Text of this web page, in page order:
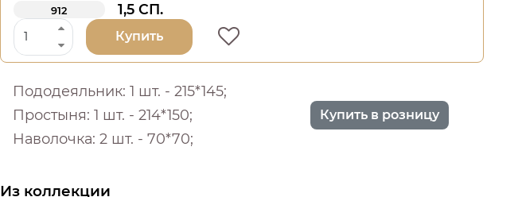
912 1,5 СП.
Купить
Пододеяльник: 1 шт. - 215*145;
Простыня: 1 шт. - 214*150;
Наволочка: 2 шт. - 70*70;
Купить в розницу
Из коллекции